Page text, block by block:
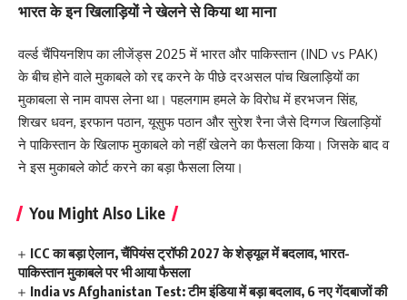
भारत के इन खिलाड़ियों ने खेलने से किया था माना
वर्ल्ड चैंपियनशिप का लीजेंड्स 2025 में भारत और पाकिस्तान (IND vs PAK)
के बीच होने वाले मुकाबले को रद्द करने के पीछे दरअसल पांच खिलाड़ियों का
मुकाबला से नाम वापस लेना था। पहलगाम हमले के विरोध में हरभजन सिंह,
शिखर धवन, इरफान पठान, यूसुफ पठान और सुरेश रैना जैसे दिग्गज खिलाड़ियों
ने पाकिस्तान के खिलाफ मुकाबले को नहीं खेलने का फैसला किया। जिसके बाद व
ने इस मुकाबले कोर्ट करने का बड़ा फैसला लिया।
You Might Also Like
ICC का बड़ा ऐलान, चैंपियंस ट्रॉफी 2027 के शेड्यूल में बदलाव, भारत-
पाकिस्तान मुकाबले पर भी आया फैसला
India vs Afghanistan Test: टीम इंडिया में बड़ा बदलाव, 6 नए गेंदबाजों की